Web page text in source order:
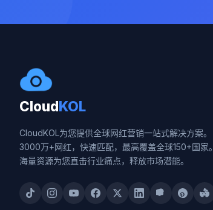
CloudKOL
CloudKOL为您提供全球网红营销一站式解决方案。
3000万+网红，快速匹配，最高覆盖全球150+国家。
海量资源为您直击行业痛点，释放市场潜能。